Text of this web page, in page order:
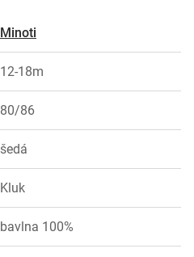
Minoti
12-18m
80/86
šedá
Kluk
bavlna 100%